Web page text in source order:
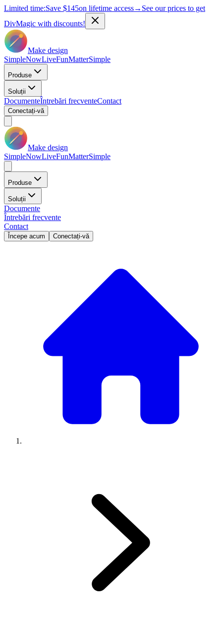
Limited time:Save $145on lifetime access→ See our prices to get
DivMagic with discounts!
Make design
SimpleNowLiveFunMatterSimple
Produse
Soluții
DocumenteÎntrebări frecventeContact
Conectați-vă
Make design
SimpleNowLiveFunMatterSimple
Produse
Soluții
Documente
Întrebări frecvente
Contact
Începe acum Conectați-vă